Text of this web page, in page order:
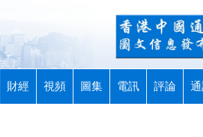
財經 視頻 圖集 電訊 評論